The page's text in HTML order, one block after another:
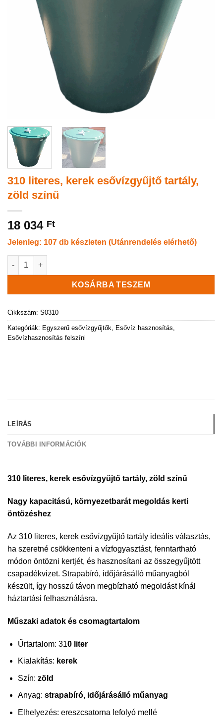
310 literes, kerek esővízgyűjtő tartály,
zöld színű
18 034 Ft
Jelenleg: 107 db készleten (Utánrendelés elérhető)
310 literes, kerek esővízgyűjtő tartály, zöld színű mennyiség
KOSÁRBA TESZEM
Cikkszám: S0310
Kategóriák: Egyszerű esővízgyűjtők Esővíz hasznosítás
Esővízhasznosítás felszíni
LEÍRÁS
TOVÁBBI INFORMÁCIÓK
310 literes, kerek esővízgyűjtő tartály, zöld színű
Nagy kapacitású, környezetbarát megoldás kerti
öntözéshez
Az 310 literes, kerek esővízgyűjtő tartály ideális választás,
ha szeretné csökkenteni a vízfogyasztást, fenntartható
módon öntözni kertjét, és hasznosítani az összegyűjtött
csapadékvizet. Strapabíró, időjárásálló műanyagból
készült, így hosszú távon megbízható megoldást kínál
háztartási felhasználásra.
Műszaki adatok és csomagtartalom
Űrtartalom: 310 liter
Kialakítás: kerek
Szín: zöld
Anyag: strapabíró, időjárásálló műanyag
Elhelyezés: ereszcsatorna lefolyó mellé